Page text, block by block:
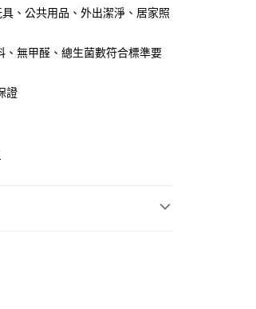
付款」的支付方式。 讓您購物簡單
款。
」後，將跳轉至「AFTEE先享後
、公共用品、外出潔淨、居家照
、無甲醛、總生菌數符合標準要
證